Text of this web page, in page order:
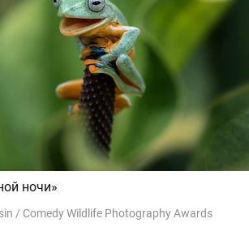
ночи»
/ Comedy Wildlife Photography Awards